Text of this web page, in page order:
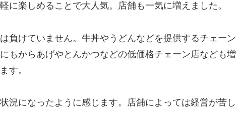
に楽しめることで大人気。店舗も一気に増えました。
負けていません。牛丼やうどんなどを提供するチェーン
もからあげやとんかつなどの低価格チェーン店なども増
す。
況になったように感じます。店舗によっては経営が苦し